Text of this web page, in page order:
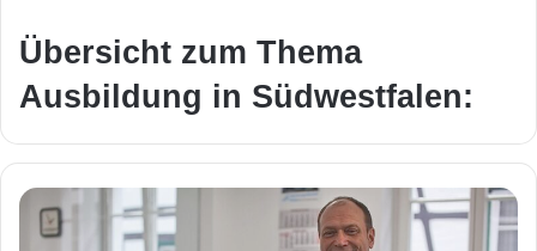
Übersicht zum Thema
Ausbildung in Südwestfalen: